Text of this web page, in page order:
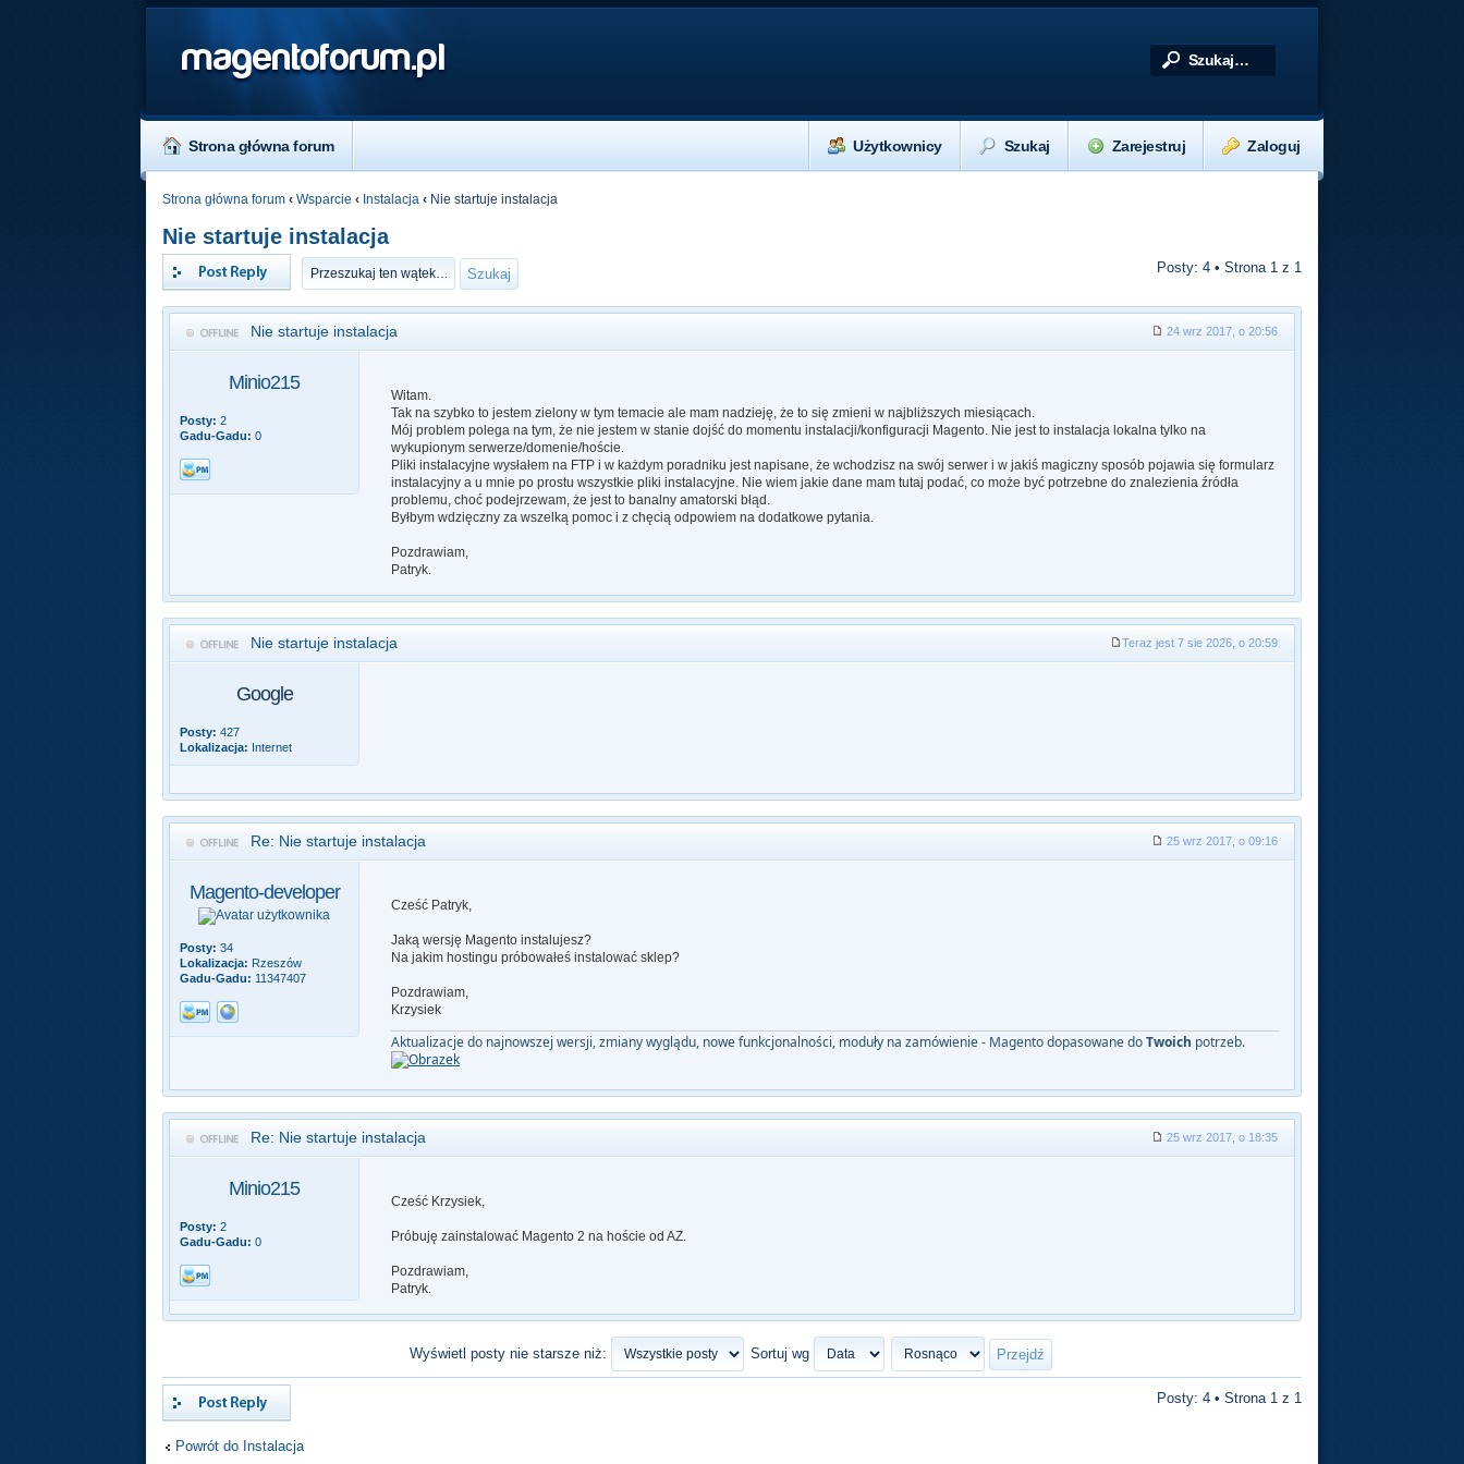
magentoforum.pl
Strona główna forum Zaloguj
Zarejestruj
Szukaj
Użytkownicy
Strona główna forum ‹ Wsparcie ‹ Instalacja ‹ Nie startuje instalacja
Nie startuje instalacja
Odpowiedz Posty: 4 • Strona 1z 1
Nie startuje instalacja 24 wrz 2017, o 20:56
Minio215
Posty: 2
Gadu-Gadu: 0
Witam.
Tak na szybko to jestem zielony w tym temacie ale mam nadzieję, że to się zmieni w najbliższych miesiącach.
Mój problem polega na tym, że nie jestem w stanie dojść do momentu instalacji/konfiguracji Magento. Nie jest to instalacja lokalna tylko na
wykupionym serwerze/domenie/hoście.
Pliki instalacyjne wysłałem na FTP i w każdym poradniku jest napisane, że wchodzisz na swój serwer i w jakiś magiczny sposób pojawia się formularz
instalacyjny a u mnie po prostu wszystkie pliki instalacyjne. Nie wiem jakie dane mam tutaj podać, co może być potrzebne do znalezienia źródła
problemu, choć podejrzewam, że jest to banalny amatorski błąd.
Byłbym wdzięczny za wszelką pomoc i z chęcią odpowiem na dodatkowe pytania.
Pozdrawiam,
Patryk.
Nie startuje instalacja Teraz jest 7 sie 2026, o 20:59
Google
Posty: 427
Lokalizacja: Internet
Re: Nie startuje instalacja 25 wrz 2017, o 09:16
Magento-developer
Posty: 34
Lokalizacja: Rzeszów
Gadu-Gadu: 11347407
Cześć Patryk,
Jaką wersję Magento instalujesz?
Na jakim hostingu próbowałeś instalować sklep?
Pozdrawiam,
Krzysiek
Aktualizacje do najnowszej wersji, zmiany wyglądu, nowe funkcjonalności, moduły na zamówienie - Magento dopasowane doTwoich potrzeb.
Re: Nie startuje instalacja 25 wrz 2017, o 18:35
Minio215
Posty: 2
Gadu-Gadu: 0
Cześć Krzysiek,
Próbuję zainstalować Magento 2 na hoście od AZ.
Pozdrawiam,
Patryk.
Wyświetl posty nie starsze niż: Sortuj wg
Odpowiedz Posty: 4 • Strona 1z 1
Powrót do Instalacja